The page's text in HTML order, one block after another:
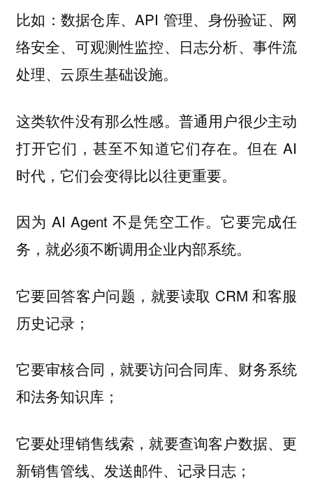
比如：数据仓库、API 管理、身份验证、网
络安全、可观测性监控、日志分析、事件流
处理、云原生基础设施。
这类软件没有那么性感。普通用户很少主动
打开它们，甚至不知道它们存在。但在 AI
时代，它们会变得比以往更重要。
因为 AI Agent 不是凭空工作。它要完成任
务，就必须不断调用企业内部系统。
它要回答客户问题，就要读取 CRM 和客服
历史记录；
它要审核合同，就要访问合同库、财务系统
和法务知识库；
它要处理销售线索，就要查询客户数据、更
新销售管线、发送邮件、记录日志；